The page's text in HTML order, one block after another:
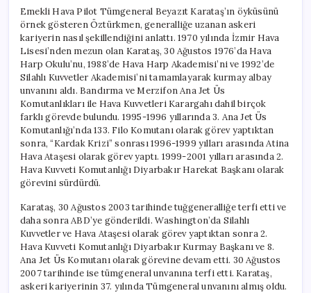
Emekli Hava Pilot Tümgeneral Beyazıt Karataş’ın öyküsünü
örnek gösteren Öztürkmen, generalliğe uzanan askeri
kariyerin nasıl şekillendiğini anlattı. 1970 yılında İzmir Hava
Lisesi’nden mezun olan Karataş, 30 Ağustos 1976’da Hava
Harp Okulu’nu, 1988’de Hava Harp Akademisi’ni ve 1992’de
Silahlı Kuvvetler Akademisi’ni tamamlayarak kurmay albay
unvanını aldı. Bandırma ve Merzifon Ana Jet Üs
Komutanlıkları ile Hava Kuvvetleri Karargahı dahil birçok
farklı görevde bulundu. 1995-1996 yıllarında 3. Ana Jet Üs
Komutanlığı’nda 133. Filo Komutanı olarak görev yaptıktan
sonra, “Kardak Krizi” sonrası 1996-1999 yılları arasında Atina
Hava Ataşesi olarak görev yaptı. 1999-2001 yılları arasında 2.
Hava Kuvveti Komutanlığı Diyarbakır Harekat Başkanı olarak
görevini sürdürdü.
Karataş, 30 Ağustos 2003 tarihinde tuğgeneralliğe terfi etti ve
daha sonra ABD’ye gönderildi. Washington’da Silahlı
Kuvvetler ve Hava Ataşesi olarak görev yaptıktan sonra 2.
Hava Kuvveti Komutanlığı Diyarbakır Kurmay Başkanı ve 8.
Ana Jet Üs Komutanı olarak görevine devam etti. 30 Ağustos
2007 tarihinde ise tümgeneral unvanına terfi etti. Karataş,
askeri kariyerinin 37. yılında Tümgeneral unvanını almış oldu.